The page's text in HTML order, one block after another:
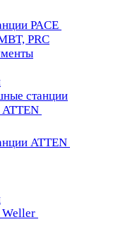
PACE
PRC
станции
ATTEN
Weller